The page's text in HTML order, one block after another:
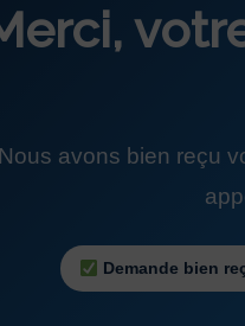
Nous avons bien reçu
Demande bien